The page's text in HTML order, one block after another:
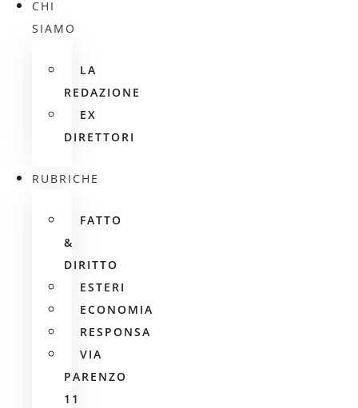
CHI
SIAMO
LA
REDAZIONE
EX
DIRETTORI
RUBRICHE
FATTO
&
DIRITTO
ESTERI
ECONOMIA
RESPONSA
VIA
PARENZO
11